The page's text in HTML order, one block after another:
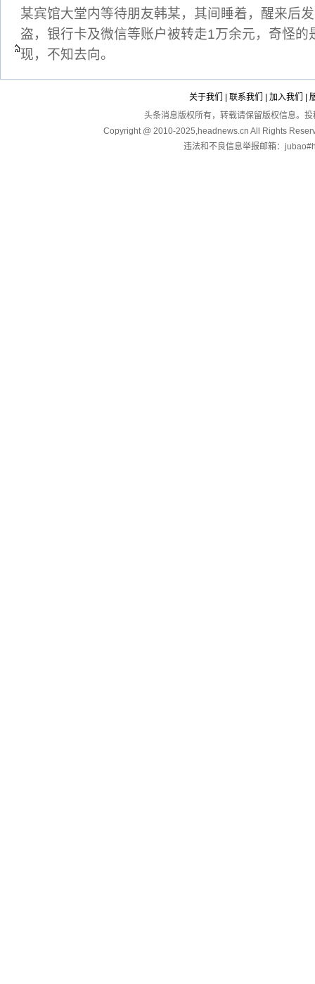
某宾馆大堂内等待朋友韩某，其间睡着，醒来后
盗，银行卡及微信等账户被转走1万余元，奇怪的
现，不知去向。
关于我们 联系我们 加入我们
头条消息版权所有，转载请保留版权信息。
Copyright @ 2010-2025,headnews.cn All Rights
违法和不良信息举报邮箱：